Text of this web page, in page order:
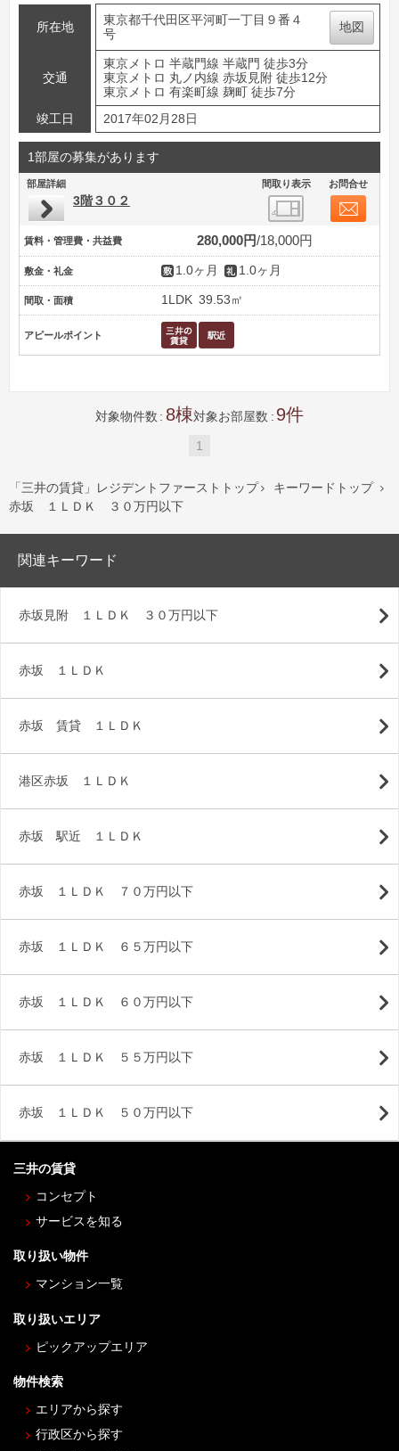
所在地
東京都千代田区平河町一丁目９番４
号
地図
交通
東京メトロ 半蔵門線 半蔵門 徒歩3分
東京メトロ 丸ノ内線 赤坂見附 徒歩12分
東京メトロ 有楽町線 麹町 徒歩7分
竣工日
2017年02月28日
1部屋の募集があります
部屋詳細 間取り表示 お問合せ
3階３０２
賃料・管理費・共益費 280,000円 18,000円
敷金・礼金 1.0ヶ月 1.0ヶ月
間取・面積 1LDK 39.53㎡
アピールポイント
対象物件数 8 対象お部屋数 9
1
「三井の賃貸」レジデントファーストトップ  キーワードトップ 
赤坂 １ＬＤＫ ３０万円以下
関連キーワード
赤坂見附 １ＬＤＫ ３０万円以下
赤坂 １ＬＤＫ
赤坂 賃貸 １ＬＤＫ
港区赤坂 １ＬＤＫ
赤坂 駅近 １ＬＤＫ
赤坂 １ＬＤＫ ７０万円以下
赤坂 １ＬＤＫ ６５万円以下
赤坂 １ＬＤＫ ６０万円以下
赤坂 １ＬＤＫ ５５万円以下
赤坂 １ＬＤＫ ５０万円以下
三井の賃貸
コンセプト
サービスを知る
取り扱い物件
マンション一覧
取り扱いエリア
ピックアップエリア
物件検索
エリアから探す
行政区から探す